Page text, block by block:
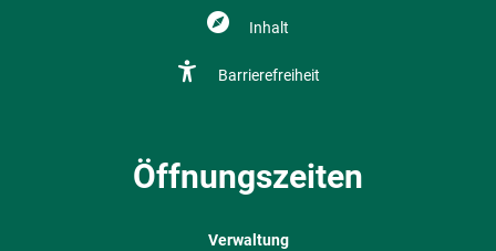
Inhalt
Barrierefreiheit
Öffnungszeiten
Verwaltung